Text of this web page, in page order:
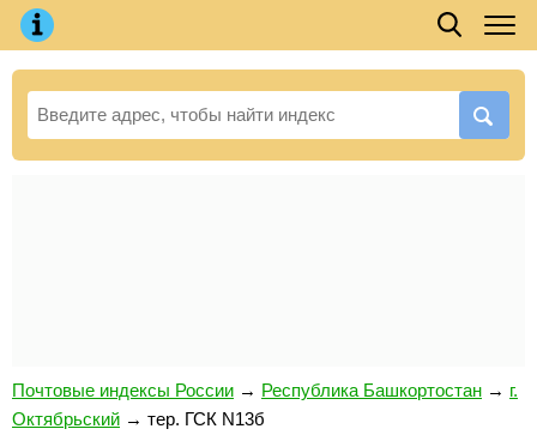
Почтовые индексы России → Республика Башкортостан → г.
Октябрьский → тер. ГСК N13б